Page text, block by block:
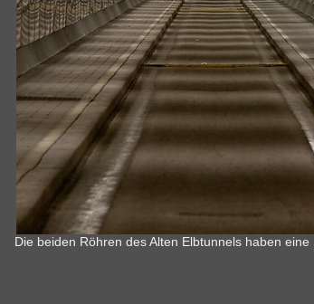
Die beiden Röhren des Alten Elbtunnels haben